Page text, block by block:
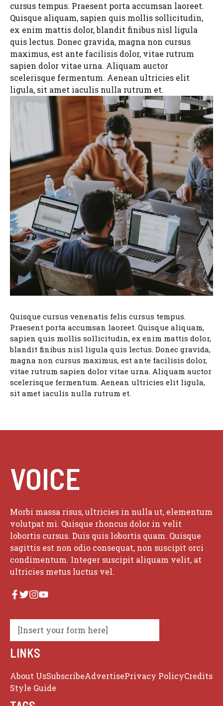
Quisque cursus venenatis felis cursus tempus.
Praesent porta accumsan laoreet. Quisque aliquam,
sapien quis mollis sollicitudin, ex enim mattis dolor,
blandit finibus nisl ligula quis lectus. Donec gravida,
magna non cursus maximus, est ante facilisis dolor,
vitae rutrum sapien dolor vitae urna. Aliquam auctor
scelerisque fermentum. Aenean ultricies elit ligula,
sit amet iaculis nulla rutrum et.
cursus tempus. Praesent porta accumsan laoreet.
Quisque aliquam, sapien quis mollis sollicitudin,
ex enim mattis dolor, blandit finibus nisl ligula
quis lectus. Donec gravida, magna non cursus
maximus, est ante facilisis dolor, vitae rutrum
sapien dolor vitae urna. Aliquam auctor
scelerisque fermentum. Aenean ultricies elit
ligula, sit amet iaculis nulla rutrum et.
VOICE
Morbi massa risus, ultricies in nulla ut, elementum
volutpat mi. Quisque rhoncus dolor in velit
lobortis cursus. Duis quis lobortis quam. Quisque
sagittis est non odio consequat, non suscipit orci
condimentum. Integer suscipit aliquam velit, at
ultricies metus luctus vel.
[Insert your form here]
LINKS
About UsSubscribeAdvertisePrivacy PolicyCredits
Style Guide